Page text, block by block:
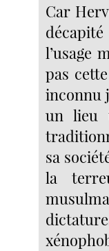
Car
l’usage
pas
inconnu
un lieu
sa
la